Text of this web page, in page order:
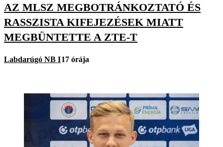
AZ MLSZ MEGBOTRÁNKOZTATÓ ÉS
RASSZISTA KIFEJEZÉSEK MIATT
MEGBÜNTETTE A ZTE-T
Labdarúgó NB I17 órája